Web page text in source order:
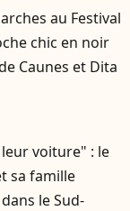
au Festival
chic en noir
Caunes et Dita
voiture" : le
sa famille
le Sud-